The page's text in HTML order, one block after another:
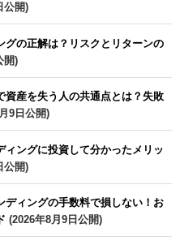
公開)
グの正解は？リスクとリターンの
開)
資産を失う人の共通点とは？失敗
9日公開)
ィングに投資して分かったメリッ
公開)
ディングの手数料で損しない！お
(2026年8月9日公開)